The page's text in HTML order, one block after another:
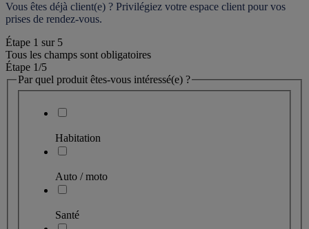
Vous êtes déjà client(e) ? Privilégiez votre espace client pour vos
prises de rendez-vous.
Étape 1 sur 5
Tous les champs sont obligatoires
Étape 1/5
Par quel produit êtes-vous intéressé(e) ?
Habitation
Auto / moto
Santé